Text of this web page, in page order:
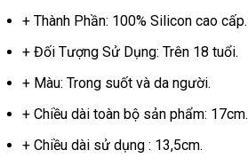
+ Thành Phần: 100% Silicon cao cấp.
+ Đối Tượng Sử Dụng: Úc
Trên 18 tuổi.
+ Màu: Trong suốt online
và da người.
+ Chiều dài toàn bộ sản phẩm: 17cm.
+ Chiều dài sử dụng : 13,5cm.